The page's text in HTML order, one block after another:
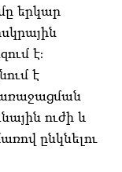
երկար
է։
է
ուժի և
ընկնելու